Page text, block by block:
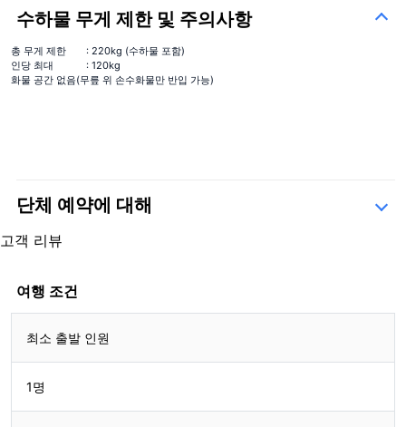
수하물 무게 제한 및 주의사항
총 무게 제한
: 220kg (수하물 포함)
인당 최대
: 120kg
화물 공간 없음(무릎 위 손수화물만 반입 가능)
단체 예약에 대해
문의 양식
고객 리뷰
5.0
여행 조건
최소 출발 인원
1명